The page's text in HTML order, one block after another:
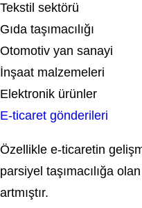
Tekstil sektörü
Gıda taşımacılığı
Otomotiv yan sanayi
İnşaat malzemeleri
Elektronik ürünler
E-ticaret gönderileri
Özellikle e-ticaretin
parsiyel taşımacılığa
artmıştır.